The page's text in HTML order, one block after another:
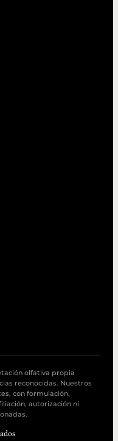
olfativa propia
reconocidas. Nuestros
con formulación,
autorización ni